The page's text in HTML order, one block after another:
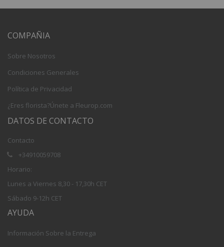
COMPAÑIA
Sobre Nosotros
Condiciones Generales
Política de Privacidad
¿Eres florista?Únete a Fleurop.com
DATOS DE CONTACTO
Contacto
+34910059708
Horario:
Lunes a Viernes 8,30 - 17,30h CET
Sábado 9-12h CET
AYUDA
Información Sobre la Entrega